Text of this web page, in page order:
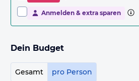
Anmelden & extra sparen
Dein Budget
Gesamt pro Person